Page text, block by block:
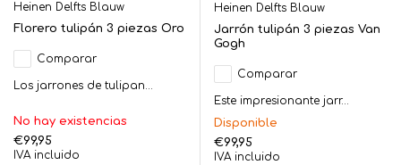
Heinen Delfts Blauw
Florero tulipán 3 piezas Oro
Comparar
Los jarrones de tulipan...
No hay existencias
€99,95
IVA incluido
Heinen Delfts Blauw
Jarrón tulipán 3 piezas Van
Gogh
Comparar
Este impresionante jarr...
Disponible
€99,95
IVA incluido